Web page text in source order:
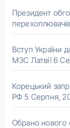
Президент
Вступ України
МЗС Латвії 6
Корецький
РФ 5 Серпня,
Обрано нового